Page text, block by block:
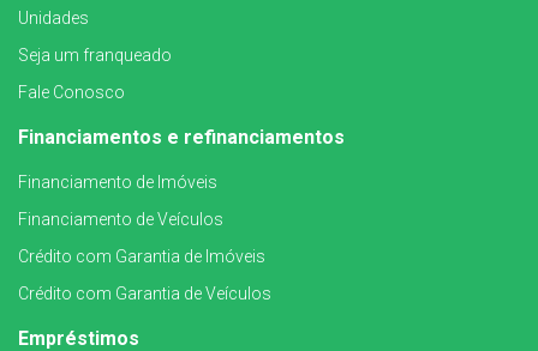
Unidades
Seja um franqueado
Fale Conosco
Financiamentos e refinanciamentos
Financiamento de Imóveis
Financiamento de Veículos
Crédito com Garantia de Imóveis
Crédito com Garantia de Veículos
Empréstimos